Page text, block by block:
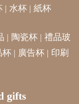
| 水杯 | 紙杯
| 陶瓷杯 | 禮品玻
杯 | 廣告杯 | 印刷
gifts